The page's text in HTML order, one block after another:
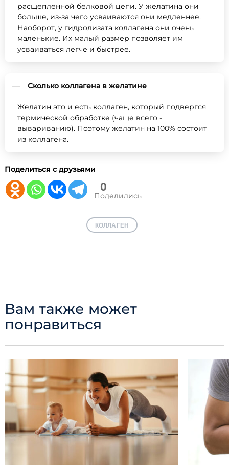
расщепленной белковой цепи. У желатина они
больше, из-за чего усваиваются они медленнее.
Наоборот, у гидролизата коллагена они очень
маленькие. Их малый размер позволяет им
усваиваться легче и быстрее.
Сколько коллагена в желатине
Желатин это и есть коллаген, который подвергся
термической обработке (чаще всего -
вывариванию). Поэтому желатин на 100% состоит
из коллагена.
Поделиться с друзьями
0
Поделились
КОЛЛАГЕН
Вам также может
понравиться